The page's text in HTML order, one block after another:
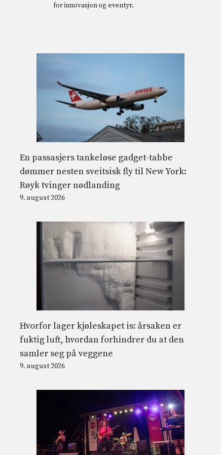
for innovasjon og eventyr.
En passasjers tankeløse gadget-tabbe
dømmer nesten sveitsisk fly til New York:
Røyk tvinger nødlanding
9. august 2026
Hvorfor lager kjøleskapet is: årsaken er
fuktig luft, hvordan forhindrer du at den
samler seg på veggene
9. august 2026